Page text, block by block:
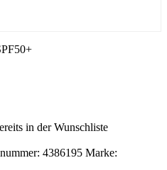
in der Wunschliste
4386195 Marke: